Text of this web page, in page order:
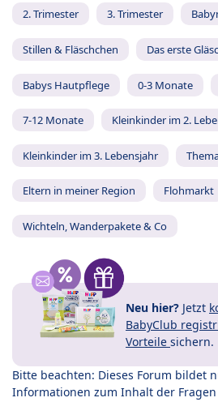
2. Trimester 3. Trimester
Stillen & Fläschchen Das erste
Babys Hautpflege 0-3 Monate
7-12 Monate Kleinkinder im 2.
Kleinkinder im 3. Lebensjahr
Eltern in meiner Region Flohmarkt
Wichteln, Wanderpakete & Co
Neu hier? Jetzt
BabyClub
Vorteile sichern.
Bitte beachten: Dieses Forum bildet
Informationen zum Inhalt der